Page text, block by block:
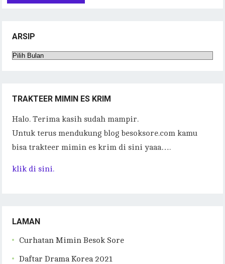
ARSIP
Arsip
TRAKTEER MIMIN ES KRIM
Halo. Terima kasih sudah mampir.
Untuk terus mendukung blog besoksore.com kamu
bisa trakteer mimin es krim di sini yaaa….
klik di sini.
LAMAN
Curhatan Mimin Besok Sore
Daftar Drama Korea 2021